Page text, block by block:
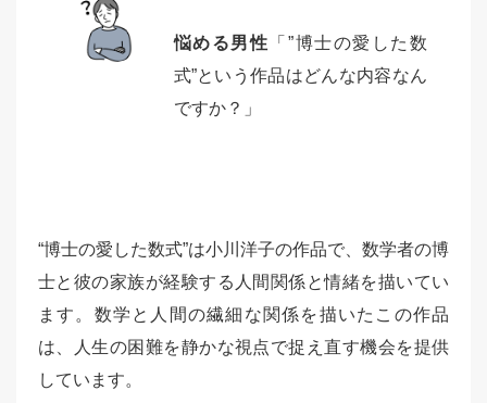
悩める男性 「”博士の愛した数
式”という作品はどんな内容なん
ですか？」
“博士の愛した数式”は小川洋子の作品で、数学者の博
士と彼の家族が経験する人間関係と情緒を描いてい
ます。数学と人間の繊細な関係を描いたこの作品
は、人生の困難を静かな視点で捉え直す機会を提供
しています。